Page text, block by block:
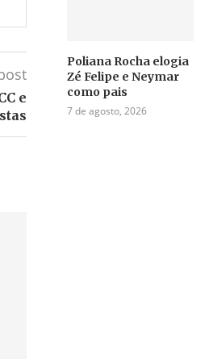
e
Poliana Rocha elogia
Zé Felipe e Neymar
como pais
7 de agosto, 2026